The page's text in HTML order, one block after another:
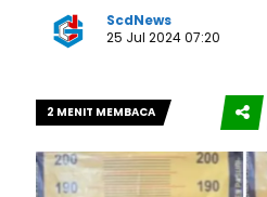
ScdNews
25 Jul 2024 07:20
2 MENIT MEMBACA